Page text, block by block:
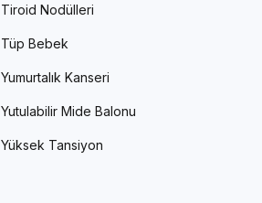
Tiroid Nodülleri
Tüp Bebek
Yumurtalık Kanseri
Yutulabilir Mide Balonu
Yüksek Tansiyon